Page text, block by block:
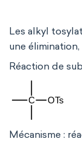
Les alkyl
une
Réaction de
Mécanisme :